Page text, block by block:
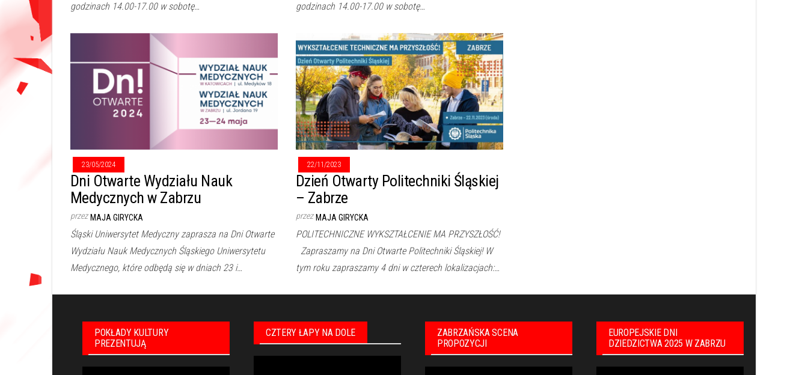
godzinach 14.00-17.00 w sobotę…
godzinach 14.00-17.00 w sobotę…
23/05/2024
Dni Otwarte Wydziału Nauk
Medycznych w Zabrzu
przez MAJA GIRYCKA
Śląski Uniwersytet Medyczny zaprasza na Dni Otwarte
Wydziału Nauk Medycznych Śląskiego Uniwersytetu
Medycznego, które odbędą się w dniach 23 i…
22/11/2023
Dzień Otwarty Politechniki Śląskiej
– Zabrze
przez MAJA GIRYCKA
POLITECHNICZNE WYKSZTAŁCENIE MA PRZYSZŁOŚĆ!
Zapraszamy na Dni Otwarte Politechniki Śląskiej! W
tym roku zapraszamy 4 dni w czterech lokalizacjach:…
POKŁADY KULTURY
PREZENTUJĄ
CZTERY ŁAPY NA DOLE
ZABRZAŃSKA SCENA
PROPOZYCJI
EUROPEJSKIE DNI
DZIEDZICTWA 2025 W ZABRZU